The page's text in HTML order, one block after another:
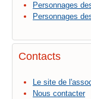
Personnages
Personnages
Contacts
Le site de
Nous contacter